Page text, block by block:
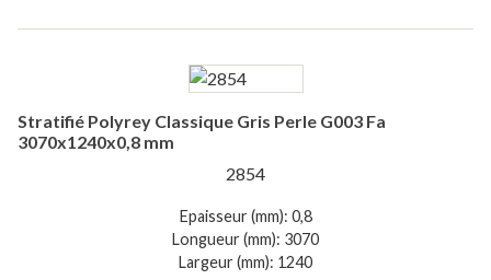
Stratifié Polyrey Classique Gris Perle G003 Fa
3070x1240x0,8 mm
2854
Epaisseur (mm): 0,8
Longueur (mm): 3070
Largeur (mm): 1240